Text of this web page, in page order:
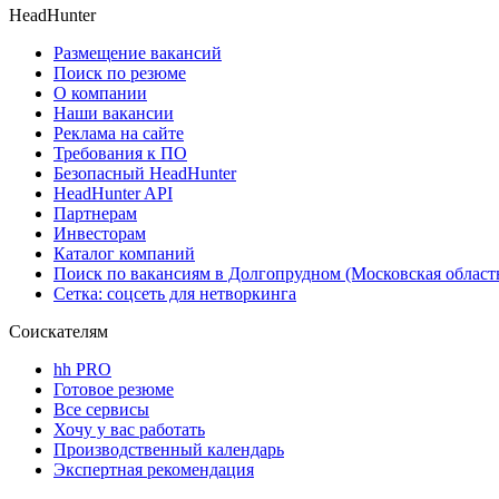
HeadHunter
Размещение вакансий
Поиск по резюме
О компании
Наши вакансии
Реклама на сайте
Требования к ПО
Безопасный HeadHunter
HeadHunter API
Партнерам
Инвесторам
Каталог компаний
Поиск по вакансиям в Долгопрудном (Московская
Сетка: соцсеть для нетворкинга
Соискателям
hh PRO
Готовое резюме
Все сервисы
Хочу у вас работать
Производственный календарь
Экспертная рекомендация